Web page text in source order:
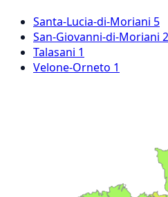
Santa-Lucia-di-Moriani 5
San-Giovanni-di-Moriani 2
Talasani 1
Velone-Orneto 1